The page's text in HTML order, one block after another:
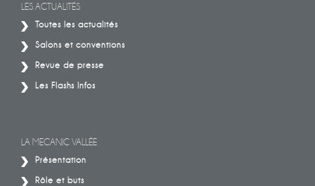
LES ACTUALITÉS
Toutes les actualités
Salons et conventions
Revue de presse
Les Flashs Infos
LA MECANIC VALLÉE
Présentation
Rôle et buts